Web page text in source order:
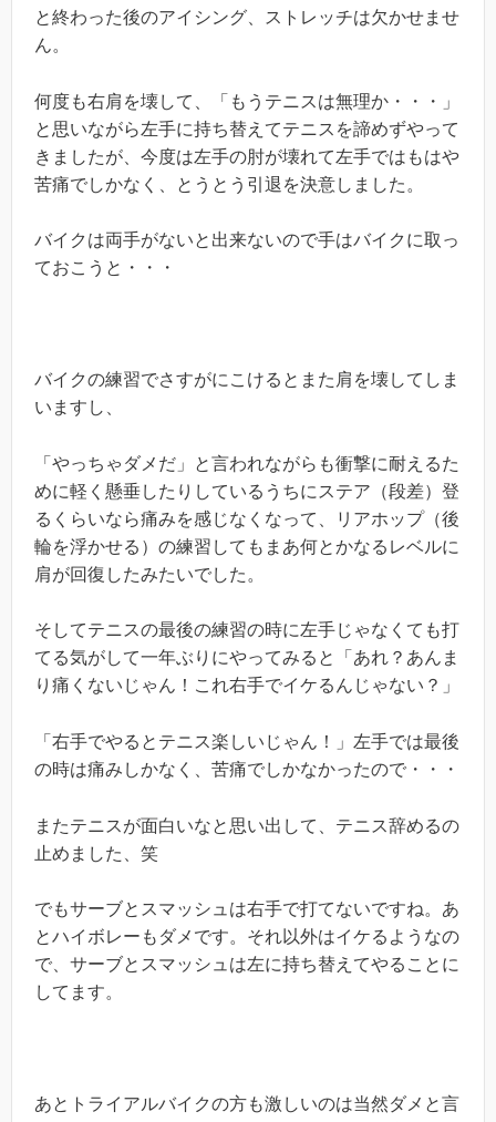
と終わった後のアイシング、ストレッチは欠かせませ
ん。
何度も右肩を壊して、「もうテニスは無理か・・・」
と思いながら左手に持ち替えてテニスを諦めずやって
きましたが、今度は左手の肘が壊れて左手ではもはや
苦痛でしかなく、とうとう引退を決意しました。
バイクは両手がないと出来ないので手はバイクに取っ
ておこうと・・・
バイクの練習でさすがにこけるとまた肩を壊してしま
いますし、
「やっちゃダメだ」と言われながらも衝撃に耐えるた
めに軽く懸垂したりしているうちにステア（段差）登
るくらいなら痛みを感じなくなって、リアホップ（後
輪を浮かせる）の練習してもまあ何とかなるレベルに
肩が回復したみたいでした。
そしてテニスの最後の練習の時に左手じゃなくても打
てる気がして一年ぶりにやってみると「あれ？あんま
り痛くないじゃん！これ右手でイケるんじゃない？」
「右手でやるとテニス楽しいじゃん！」左手では最後
の時は痛みしかなく、苦痛でしかなかったので・・・
またテニスが面白いなと思い出して、テニス辞めるの
止めました、笑
でもサーブとスマッシュは右手で打てないですね。あ
とハイボレーもダメです。それ以外はイケるようなの
で、サーブとスマッシュは左に持ち替えてやることに
してます。
あとトライアルバイクの方も激しいのは当然ダメと言